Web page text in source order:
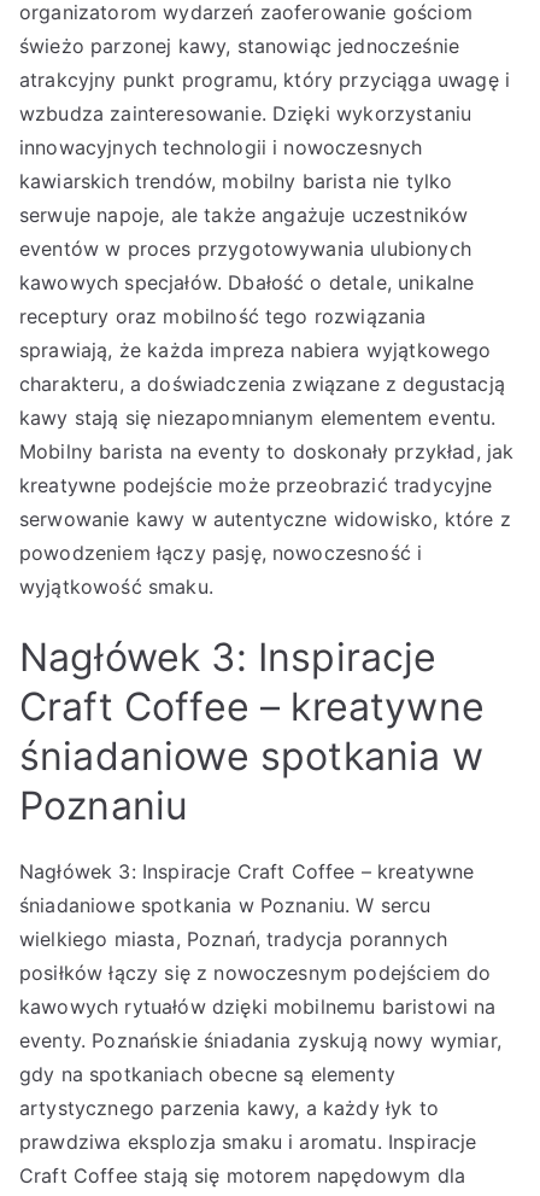
organizatorom wydarzeń zaoferowanie gościom
świeżo parzonej kawy, stanowiąc jednocześnie
atrakcyjny punkt programu, który przyciąga uwagę i
wzbudza zainteresowanie. Dzięki wykorzystaniu
innowacyjnych technologii i nowoczesnych
kawiarskich trendów, mobilny barista nie tylko
serwuje napoje, ale także angażuje uczestników
eventów w proces przygotowywania ulubionych
kawowych specjałów. Dbałość o detale, unikalne
receptury oraz mobilność tego rozwiązania
sprawiają, że każda impreza nabiera wyjątkowego
charakteru, a doświadczenia związane z degustacją
kawy stają się niezapomnianym elementem eventu.
Mobilny barista na eventy to doskonały przykład, jak
kreatywne podejście może przeobrazić tradycyjne
serwowanie kawy w autentyczne widowisko, które z
powodzeniem łączy pasję, nowoczesność i
wyjątkowość smaku.
Nagłówek 3: Inspiracje
Craft Coffee – kreatywne
śniadaniowe spotkania w
Poznaniu
Nagłówek 3: Inspiracje Craft Coffee – kreatywne
śniadaniowe spotkania w Poznaniu. W sercu
wielkiego miasta, Poznań, tradycja porannych
posiłków łączy się z nowoczesnym podejściem do
kawowych rytuałów dzięki mobilnemu baristowi na
eventy. Poznańskie śniadania zyskują nowy wymiar,
gdy na spotkaniach obecne są elementy
artystycznego parzenia kawy, a każdy łyk to
prawdziwa eksplozja smaku i aromatu. Inspiracje
Craft Coffee stają się motorem napędowym dla